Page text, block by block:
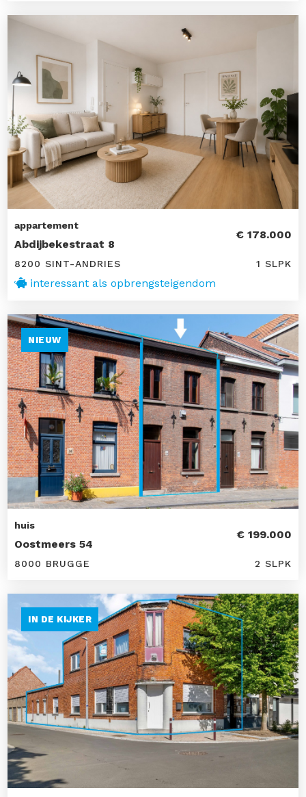
appartement
Abdijbekestraat 8
€ 178.000
8200 SINT-ANDRIES 1 SLPK
interessant als opbrengsteigendom
NIEUW
huis
Oostmeers 54
€ 199.000
8000 BRUGGE 2 SLPK
IN DE KIJKER